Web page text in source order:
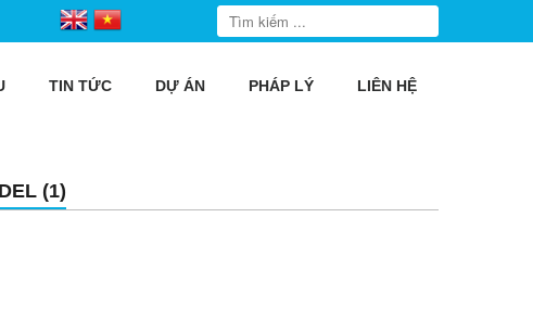
TIN TỨC DỰ ÁN PHÁP LÝ LIÊN HỆ
(1)